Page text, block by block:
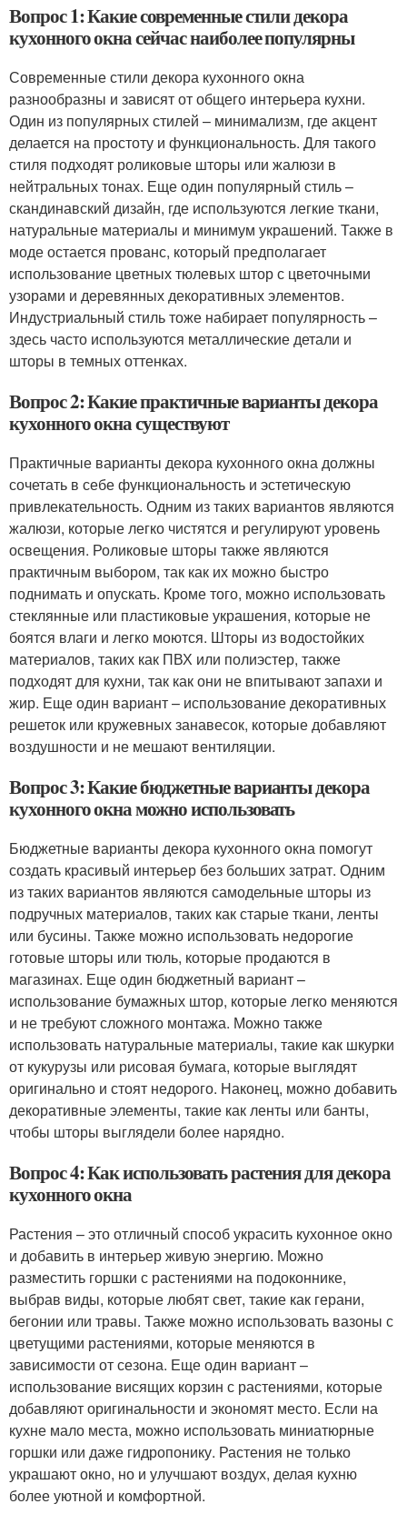
Вопрос 1: Какие современные стили декора
кухонного окна сейчас наиболее популярны
Современные стили декора кухонного окна
разнообразны и зависят от общего интерьера кухни.
Один из популярных стилей – минимализм, где акцент
делается на простоту и функциональность. Для такого
стиля подходят роликовые шторы или жалюзи в
нейтральных тонах. Еще один популярный стиль –
скандинавский дизайн, где используются легкие ткани,
натуральные материалы и минимум украшений. Также в
моде остается прованс, который предполагает
использование цветных тюлевых штор с цветочными
узорами и деревянных декоративных элементов.
Индустриальный стиль тоже набирает популярность –
здесь часто используются металлические детали и
шторы в темных оттенках.
Вопрос 2: Какие практичные варианты декора
кухонного окна существуют
Практичные варианты декора кухонного окна должны
сочетать в себе функциональность и эстетическую
привлекательность. Одним из таких вариантов являются
жалюзи, которые легко чистятся и регулируют уровень
освещения. Роликовые шторы также являются
практичным выбором, так как их можно быстро
поднимать и опускать. Кроме того, можно использовать
стеклянные или пластиковые украшения, которые не
боятся влаги и легко моются. Шторы из водостойких
материалов, таких как ПВХ или полиэстер, также
подходят для кухни, так как они не впитывают запахи и
жир. Еще один вариант – использование декоративных
решеток или кружевных занавесок, которые добавляют
воздушности и не мешают вентиляции.
Вопрос 3: Какие бюджетные варианты декора
кухонного окна можно использовать
Бюджетные варианты декора кухонного окна помогут
создать красивый интерьер без больших затрат. Одним
из таких вариантов являются самодельные шторы из
подручных материалов, таких как старые ткани, ленты
или бусины. Также можно использовать недорогие
готовые шторы или тюль, которые продаются в
магазинах. Еще один бюджетный вариант –
использование бумажных штор, которые легко меняются
и не требуют сложного монтажа. Можно также
использовать натуральные материалы, такие как шкурки
от кукурузы или рисовая бумага, которые выглядят
оригинально и стоят недорого. Наконец, можно добавить
декоративные элементы, такие как ленты или банты,
чтобы шторы выглядели более нарядно.
Вопрос 4: Как использовать растения для декора
кухонного окна
Растения – это отличный способ украсить кухонное окно
и добавить в интерьер живую энергию. Можно
разместить горшки с растениями на подоконнике,
выбрав виды, которые любят свет, такие как герани,
бегонии или травы. Также можно использовать вазоны с
цветущими растениями, которые меняются в
зависимости от сезона. Еще один вариант –
использование висящих корзин с растениями, которые
добавляют оригинальности и экономят место. Если на
кухне мало места, можно использовать миниатюрные
горшки или даже гидропонику. Растения не только
украшают окно, но и улучшают воздух, делая кухню
более уютной и комфортной.